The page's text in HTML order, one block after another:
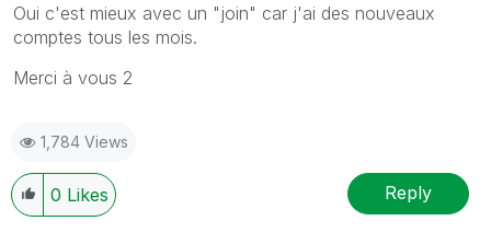
Oui c'est mieux avec un "join" car j'ai des nouveaux
comptes tous les mois.
Merci à vous 2
1,784 Views
0 Likes Reply